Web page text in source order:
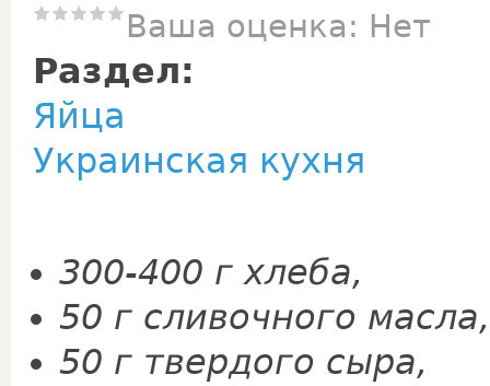
Ваша оценка: Нет
Раздел:
Яйца
Украинская кухня
300-400 г хлеба,
50 г сливочного масла,
50 г твердого сыра,